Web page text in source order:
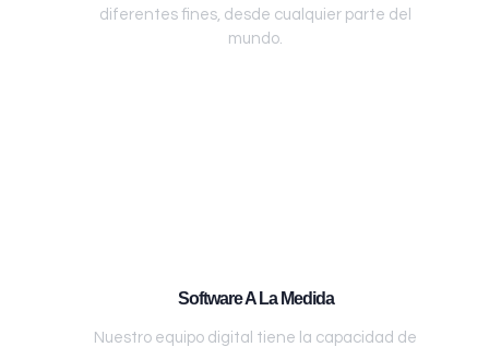
diferentes fines, desde cualquier parte del
mundo.
Software A La Medida
Nuestro equipo digital tiene la capacidad de